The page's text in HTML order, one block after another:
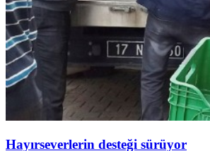
Hayırseverlerin desteği sürüyor